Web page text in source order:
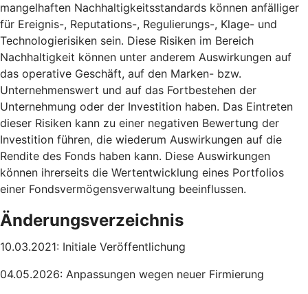
mangelhaften Nachhaltigkeitsstandards können anfälliger
für Ereignis-, Reputations-, Regulierungs-, Klage- und
Technologierisiken sein. Diese Risiken im Bereich
Nachhaltigkeit können unter anderem Auswirkungen auf
das operative Geschäft, auf den Marken- bzw.
Unternehmenswert und auf das Fortbestehen der
Unternehmung oder der Investition haben. Das Eintreten
dieser Risiken kann zu einer negativen Bewertung der
Investition führen, die wiederum Auswirkungen auf die
Rendite des Fonds haben kann. Diese Auswirkungen
können ihrerseits die Wertentwicklung eines Portfolios
einer Fondsvermögensverwaltung beeinflussen.
Änderungsverzeichnis
10.03.2021: Initiale Veröffentlichung
04.05.2026: Anpassungen wegen neuer Firmierung